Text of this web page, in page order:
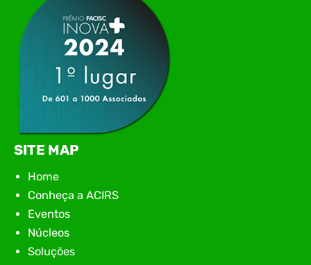
SITE MAP
Home
Conheça a ACIRS
Eventos
Núcleos
Soluções